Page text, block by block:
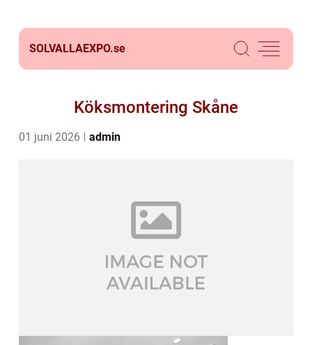
SOLVALLAEXPO.se
Köksmontering Skåne
01 juni 2026 admin